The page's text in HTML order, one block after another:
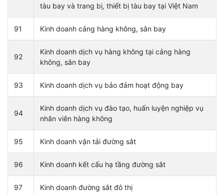
tàu bay và trang bị, thiết bị tàu bay tại Việt Nam
91 Kinh doanh cảng hàng không, sân bay
92
Kinh doanh dịch vụ hàng không tại cảng hàng
không, sân bay
93 Kinh doanh dịch vụ bảo đảm hoạt động bay
94
Kinh doanh dịch vụ đào tạo, huấn luyện nghiệp vụ
nhân viên hàng không
95 Kinh doanh vận tải đường sắt
96 Kinh doanh kết cấu hạ tầng đường sắt
97 Kinh doanh đường sắt đô thị